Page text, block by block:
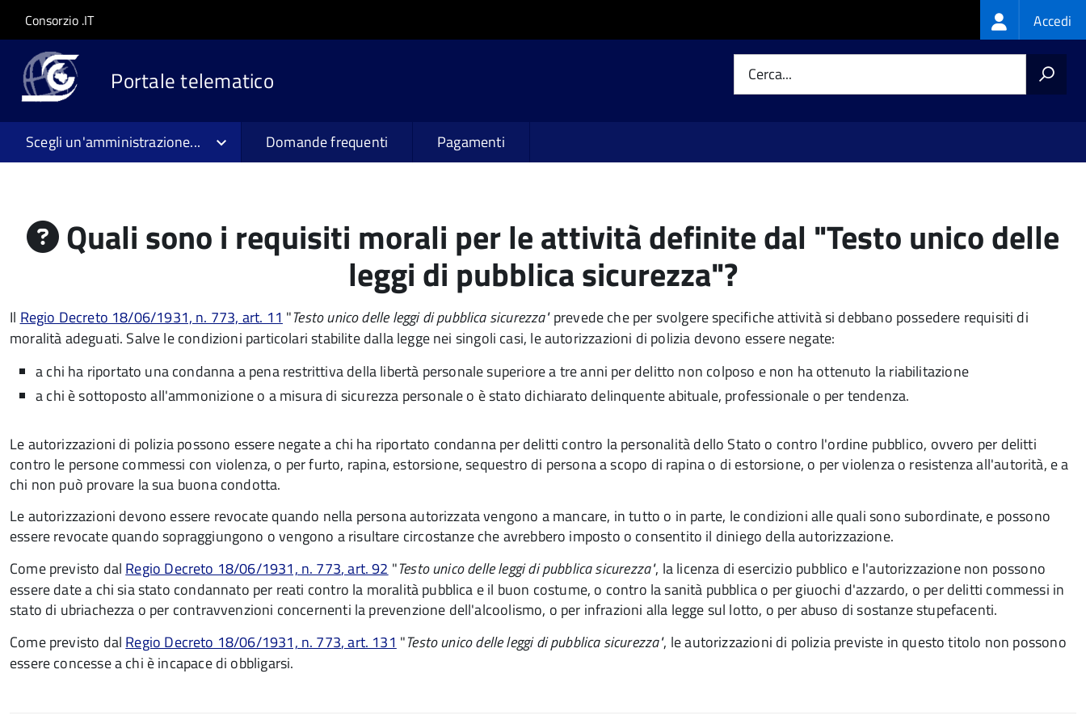
Salta al contenuto principale
Skip to site navigation
Consorzio .IT Login
menu
Accedi
Portale telematico Cerca...
Scegli un'amministrazione... Domande frequenti Pagamenti
Quali sono i requisiti morali per le attività definite dal "Testo unico delle
leggi di pubblica sicurezza"?
Il Regio Decreto 18/06/1931, n. 773, art. 11 "Testo unico delle leggi di pubblica sicurezza"prevede che per svolgere specifiche attività si debbano possedere requisiti di
moralità adeguati. Salve le condizioni particolari stabilite dalla legge nei singoli casi, le autorizzazioni di polizia devono essere negate:
a chi ha riportato una condanna a pena restrittiva della libertà personale superiore a tre anni per delitto non colposo e non ha ottenuto la riabilitazione
a chi è sottoposto all'ammonizione o a misura di sicurezza personale o è stato dichiarato delinquente abituale, professionale o per tendenza.
Le autorizzazioni di polizia possono essere negate a chi ha riportato condanna per delitti contro la personalità dello Stato o contro l'ordine pubblico, ovvero per delitti
contro le persone commessi con violenza, o per furto, rapina, estorsione, sequestro di persona a scopo di rapina o di estorsione, o per violenza o resistenza all'autorità, e a
chi non può provare la sua buona condotta.
Le autorizzazioni devono essere revocate quando nella persona autorizzata vengono a mancare, in tutto o in parte, le condizioni alle quali sono subordinate, e possono
essere revocate quando sopraggiungono o vengono a risultare circostanze che avrebbero imposto o consentito il diniego della autorizzazione.
Come previsto dal Regio Decreto 18/06/1931, n. 773, art. 92 "Testo unico delle leggi di pubblica sicurezza", la licenza di esercizio pubblico e l'autorizzazionenon possono
essere date a chi sia stato condannato per reati contro la moralità pubblica e il buon costume, o contro la sanità pubblica o per giuochi d'azzardo, o per delitti commessi in
stato di ubriachezza o per contravvenzioni concernenti la prevenzione dell'alcoolismo, o per infrazioni alla legge sul lotto, o per abuso di sostanze stupefacenti.
Come previsto dal Regio Decreto 18/06/1931, n. 773, art. 131 "Testo unico delle leggi di pubblica sicurezza", le autorizzazioni di polizia previste in questo titolo non possono
essere concesse a chi è incapace di obbligarsi.